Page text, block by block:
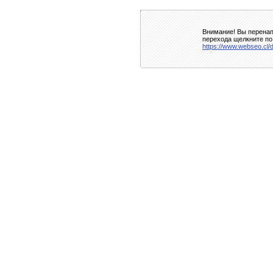
Внимание! Вы
перехода щелкните
https://www.webseo.cl/